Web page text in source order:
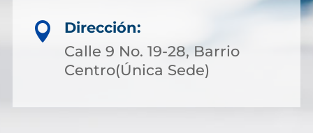

Dirección:
Calle 9 No. 19-28, Barrio
Centro(Única Sede)